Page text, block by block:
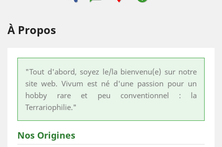
À Propos
"Tout d'abord, soyez le/la bienvenu(e) sur notre
site web. Vivum est né d'une passion pour un
hobby rare et peu conventionnel : la
Terrariophilie."
Nos Origines